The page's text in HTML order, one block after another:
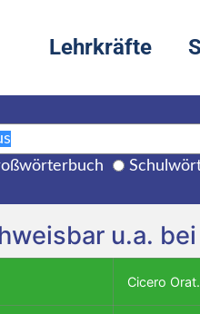
Lehrkräfte
u.a.
Cicero Orat.